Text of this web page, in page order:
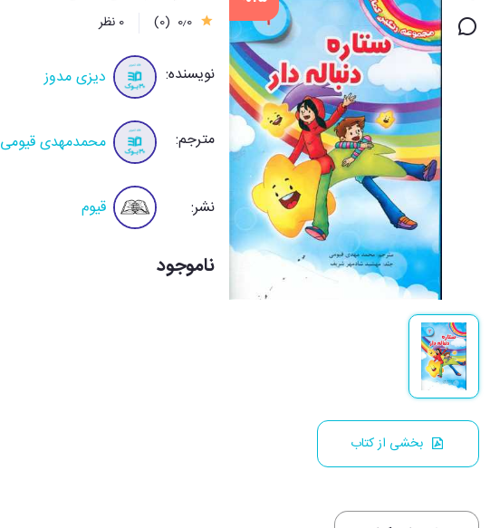
بخشی از کتاب
0٫0 (0) 0 نظر
نویسنده: دیزی مدوز
مترجم: محمدمهدی قیومی
نشر: قیوم
ناموجود